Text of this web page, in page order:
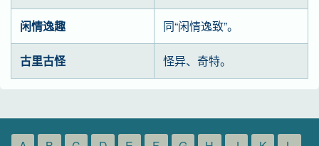
闲情逸趣 同“闲情逸致”。
古里古怪 怪异、奇特。